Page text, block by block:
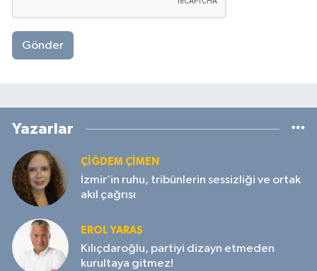
Gönder
Yazarlar
ÇIĞDEM ÇIMEN
İzmir’in ruhu, tribünlerin sessizliği ve ortak
akıl çağrısı
EROL YARAŞ
Kılıçdaroğlu, partiyi dizayn etmeden
kurultaya gitmez!